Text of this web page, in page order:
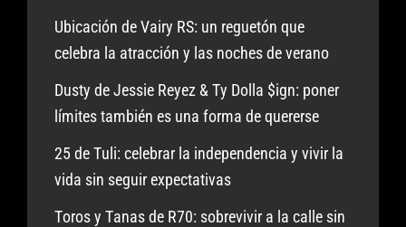
Ubicación de Vairy RS: un reguetón que
celebra la atracción y las noches de verano
Dusty de Jessie Reyez & Ty Dolla $ign: poner
límites también es una forma de quererse
25 de Tuli: celebrar la independencia y vivir la
vida sin seguir expectativas
Toros y Tanas de R70: sobrevivir a la calle sin